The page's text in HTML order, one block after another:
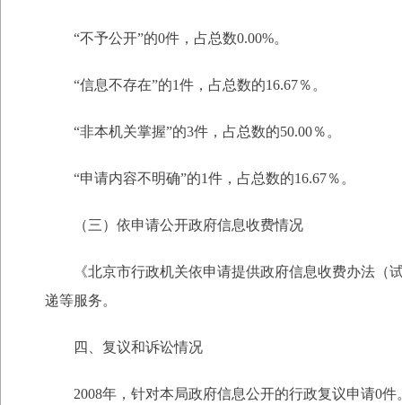
“不予公开”的0件，占总数0.00%。
“信息不存在”的1件，占总数的16.67％。
“非本机关掌握”的3件，占总数的50.00％。
“申请内容不明确”的1件，占总数的16.67％。
（三）依申请公开政府信息收费情况
《北京市行政机关依申请提供政府信息收费办法（试
递等服务。
四、复议和诉讼情况
2008年，针对本局政府信息公开的行政复议申请0件